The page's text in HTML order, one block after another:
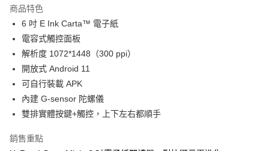
3.實際核准額度、可分期數及費用金額請依後續交易確認頁面所載為準。
4.訂單成立30分鐘內，如未前往確認交易或遇審核未通過，訂單將自動取
消。如遇「轉專審核」未通過狀況，表示未達大哥付你分期系統評分，恕無
法說明評估內容。
【繳款方式說明】
1.分期款項不併入電信帳單，「大哥付你分期」於每月結算日後寄送繳費提
2.透過簡訊連結打開帳單後，可選擇「超商條碼／台灣大直營門市／銀行轉
帳／街口支付／iPASS MONEY」等通路繳費。
【注意事項】
用戶於交易時，得透過本服務購買商品或服務，並由商店將買賣／分期付款
運送方式
7-11取貨(快速到店)
每筆NT$100，滿NT$1,000(含以上)免運費
每筆NT$80，滿NT$490(含以上)免運費
離島郵局
商品特色
6 吋 E Ink Carta™ 電子紙
電容式觸控面板
解析度 1072*1448（300 ppi）
開放式 Android 11
可自行裝載 APK
內建 G-sensor 陀螺儀
雙排實體按鍵+觸控，上下左右都順手
銷售重點